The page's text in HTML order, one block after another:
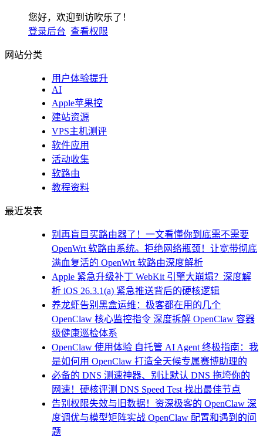
您好，欢迎到访吹乐了！
登录后台 查看权限
网站分类
用户体验提升
AI
Apple苹果控
建站资源
VPS主机测评
软件应用
活动收集
软路由
教程资料
最近发表
别再盲目买路由器了！一文看懂你到底需不需要
OpenWrt 软路由系统。拒绝网络瓶颈！让宽带彻底
满血复活的 OpenWrt 软路由深度解析
Apple 紧急升级补丁 WebKit 引擎大崩塌？深度解
析 iOS 26.3.1(a) 紧急推送背后的硬核逻辑
养龙虾告别黑盒运维：极客都在用的几个
OpenClaw 核心监控指令 深度拆解 OpenClaw 容器
级健康巡检体系
OpenClaw 使用体验 自托管 AI Agent 终极指南：我
是如何用 OpenClaw 打造全天候专属赛博助理的
必备的 DNS 测速神器、别让默认 DNS 拖垮你的
网速！硬核评测 DNS Speed Test 找出最佳节点
告别权限失效与旧数据！资深极客的 OpenClaw 深
度调优与模型矩阵实战 OpenClaw 配置和遇到的问
题